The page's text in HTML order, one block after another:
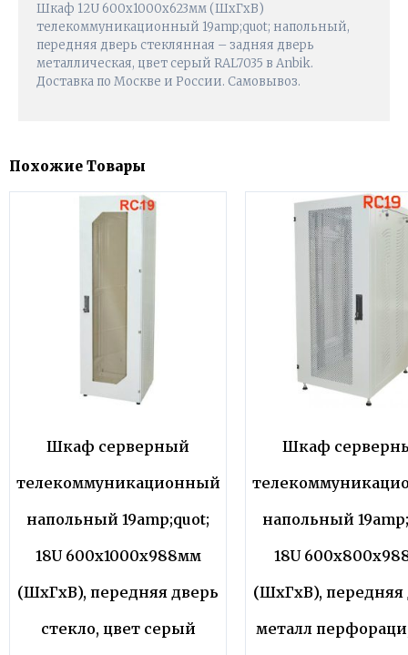
Шкаф 12U 600x1000x623мм (ШхГхВ)
телекоммуникационный 19amp;quot; напольный,
передняя дверь стеклянная – задняя дверь
металлическая, цвет серый RAL7035 в Anbik.
Доставка по Москве и России. Самовывоз.
Похожие Товары
Шкаф серверный
телекоммуникационный
напольный 19amp;quot;
18U 600x1000x988мм
(ШхГхВ), передняя дверь
стекло, цвет серый
Шкаф
напольный
18U
(ШхГхВ), передняя
металл